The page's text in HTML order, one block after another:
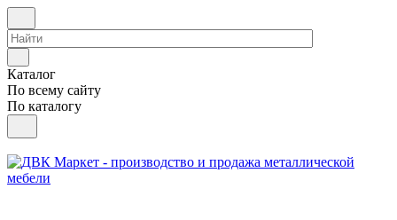
Каталог
По всему сайту
По каталогу